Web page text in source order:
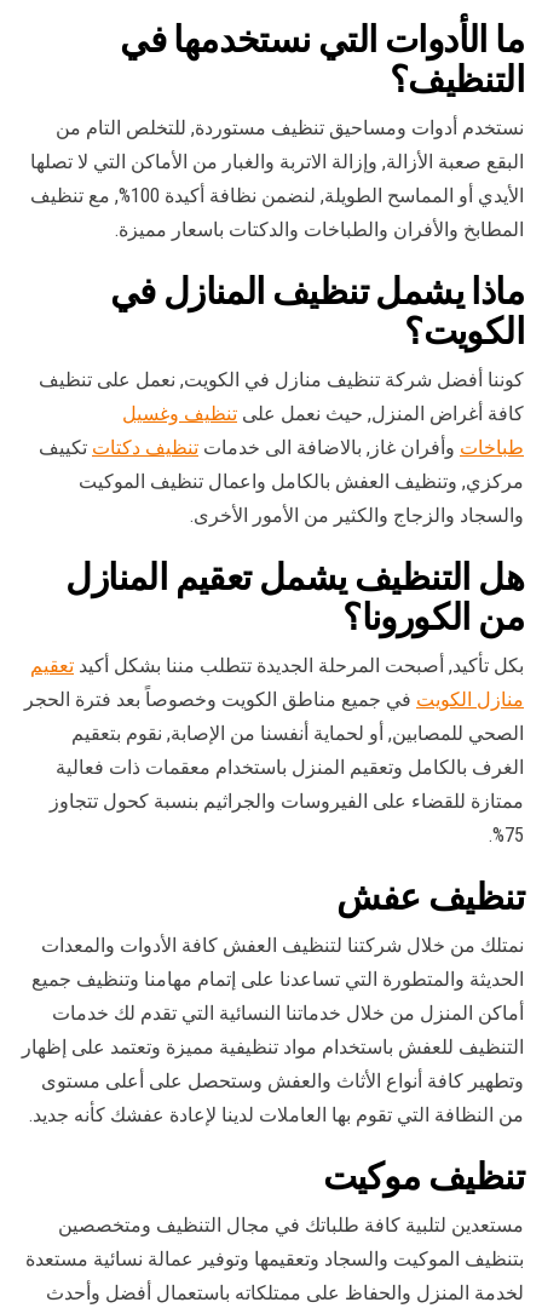
ما الأدوات التي نستخدمها في
التنظيف؟
نستخدم أدوات ومساحيق تنظيف مستوردة, للتخلص التام من
البقع صعبة الأزالة, وإزالة الاتربة والغبار من الأماكن التي لا تصلها
الأيدي أو المماسح الطويلة, لنضمن نظافة أكيدة 100%, مع تنظيف
المطابخ والأفران والطباخات والدكتات باسعار مميزة.
ماذا يشمل تنظيف المنازل في
الكويت؟
كوننا أفضل شركة تنظيف منازل في الكويت, نعمل على تنظيف
كافة أغراض المنزل, حيث نعمل على تنظيف وغسيل
طباخات وأفران غاز, بالاضافة الى خدمات تنظيف دكتات تكييف
مركزي, وتنظيف العفش بالكامل واعمال تنظيف الموكيت
والسجاد والزجاج والكثير من الأمور الأخرى.
هل التنظيف يشمل تعقيم المنازل
من الكورونا؟
بكل تأكيد, أصبحت المرحلة الجديدة تتطلب مننا بشكل أكيد تعقيم
منازل الكويت في جميع مناطق الكويت وخصوصاً بعد فترة الحجر
الصحي للمصابين, أو لحماية أنفسنا من الإصابة, نقوم بتعقيم
الغرف بالكامل وتعقيم المنزل باستخدام معقمات ذات فعالية
ممتازة للقضاء على الفيروسات والجراثيم بنسبة كحول تتجاوز
75%.
تنظيف عفش
نمتلك من خلال شركتنا لتنظيف العفش كافة الأدوات والمعدات
الحديثة والمتطورة التي تساعدنا على إتمام مهامنا وتنظيف جميع
أماكن المنزل من خلال خدماتنا النسائية التي تقدم لك خدمات
التنظيف للعفش باستخدام مواد تنظيفية مميزة وتعتمد على إظهار
وتطهير كافة أنواع الأثاث والعفش وستحصل على أعلى مستوى
من النظافة التي تقوم بها العاملات لدينا لإعادة عفشك كأنه جديد.
تنظيف موكيت
مستعدين لتلبية كافة طلباتك في مجال التنظيف ومتخصصين
بتنظيف الموكيت والسجاد وتعقيمها وتوفير عمالة نسائية مستعدة
لخدمة المنزل والحفاظ على ممتلكاته باستعمال أفضل وأحدث